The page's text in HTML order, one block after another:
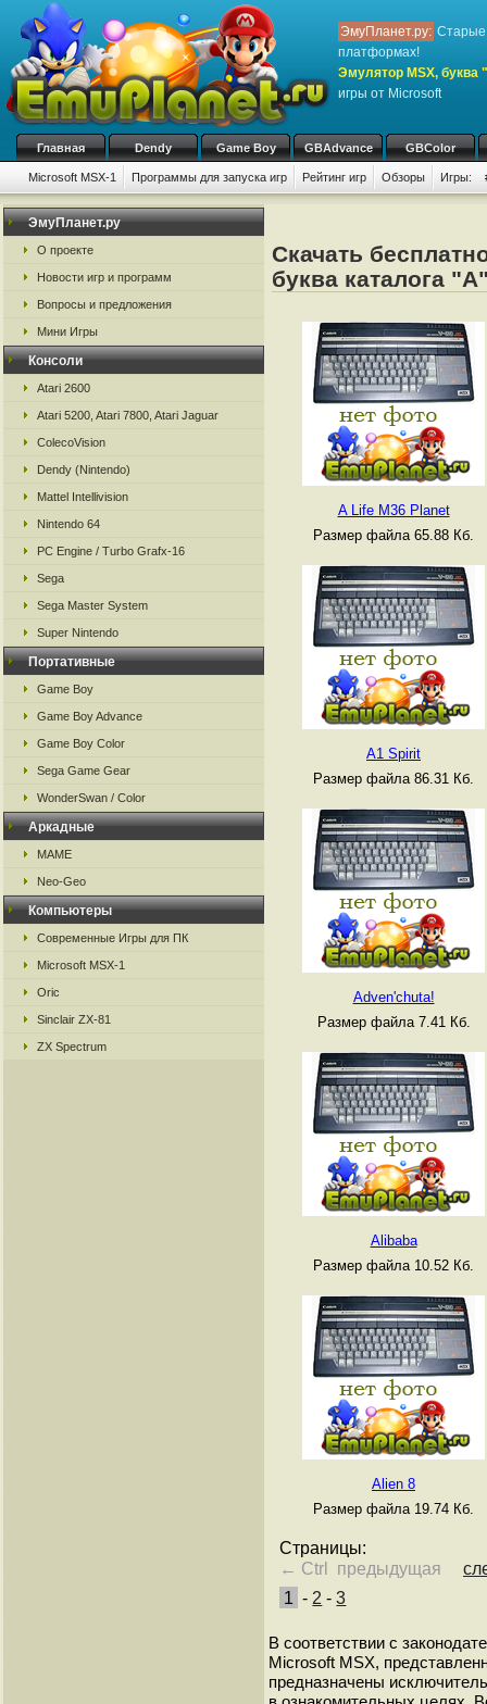
ЭмуПланет.ру: Старые
платформах!
Эмулятор MSX, буква
игры от Microsoft
Главная Dendy Game Boy GBAdvance GBColor
Microsoft MSX-1 Программы для запуска игр Рейтинг игр Обзоры Игры:
ЭмуПланет.ру
О проекте
Новости игр и программ
Вопросы и предложения
Мини Игры
Консоли
Atari 2600
Atari 5200, Atari 7800, Atari Jaguar
ColecoVision
Dendy (Nintendo)
Mattel Intellivision
Nintendo 64
PC Engine / Turbo Grafx-16
Sega
Sega Master System
Super Nintendo
Портативные
Game Boy
Game Boy Advance
Game Boy Color
Sega Game Gear
WonderSwan / Color
Аркадные
MAME
Neo-Geo
Компьютеры
Современные Игры для ПК
Microsoft MSX-1
Oric
Sinclair ZX-81
ZX Spectrum
Скачать
буква каталога
A Life M36 Planet
Размер файла 65.88 Кб.
A1 Spirit
Размер файла 86.31 Кб.
Adven'chuta!
Размер файла 7.41 Кб.
Alibaba
Размер файла 10.52 Кб.
Alien 8
Размер файла 19.74 Кб.
Страницы:
← Ctrl предыдущая
1 - 2 -3
В соответствии с
Microsoft MSX,
предназначены